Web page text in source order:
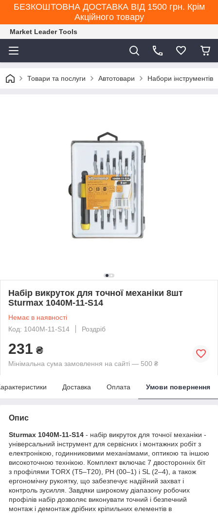
БЕЗКОШТОВНА ДОСТАВКА ВІД 1500 грн. Крім
Акційного товару
Market Leader Tools
Товари та послуги Автотовари Набори інструментів
Набір викруток для точної механіки 8шт
Sturmax 1040M-11-S14
Немає в наявності
Код: 1040M-11-S14
Роздріб
231 ₴
Мінімальна сума замовлення на сайті — 500 ₴
Доставка Оплата Умови повернення
Опис
Sturmax 1040M-11-S14 - набір викруток для точної механіки -
універсальний інструмент для сервісних і монтажних робіт з
електронікою, годинниковими механізмами, оптикою та іншою
високоточною технікою. Комплект включає 7 двосторонніх біт
з профілями TORX (T5–T20), PH (00–1) і SL (2–4), а також
ергономічну рукоятку, що забезпечує надійний захват і
контроль зусилля. Завдяки широкому діапазону робочих
профілів набір дозволяє виконувати точний і безпечний
монтаж і демонтаж дрібних кріпильних елементів в